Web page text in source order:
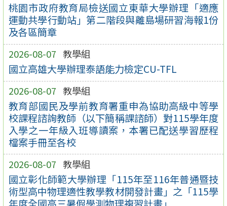
桃園市政府教育局檢送國立東華大學辦理「適應
運動共學行動站」第二階段與離島場研習海報1份
及各區簡章
2026-08-07 教學組
國立高雄大學辦理泰語能力檢定CU-TFL
2026-08-07 教學組
教育部國民及學前教育署重申為協助高級中等學
校課程諮詢教師（以下簡稱課諮師）對115學年度
入學之一年級入班導讀案，本署已配送學習歷程
檔案手冊至各校
2026-08-07 教學組
國立彰化師範大學辦理「115年至116年普通暨技
術型高中物理適性教學教材開發計畫」之「115學